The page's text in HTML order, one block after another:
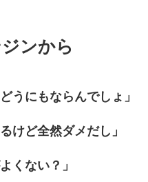
ンから
うにもならんでしょ」
けど全然ダメだし」
くない？」